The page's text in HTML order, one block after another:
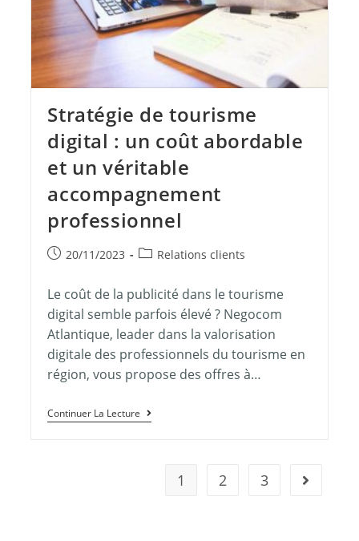
Stratégie de tourisme
digital : un coût abordable
et un véritable
accompagnement
professionnel
20/11/2023 Relations clients
Le coût de la publicité dans le tourisme
digital semble parfois élevé ? Negocom
Atlantique, leader dans la valorisation
digitale des professionnels du tourisme en
région, vous propose des offres à…
Continuer La Lecture
1 2 3